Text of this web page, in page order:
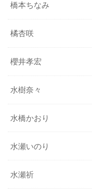
橋本ちなみ
橘杏咲
櫻井孝宏
水樹奈々
水橋かおり
水瀬いのり
水瀬祈